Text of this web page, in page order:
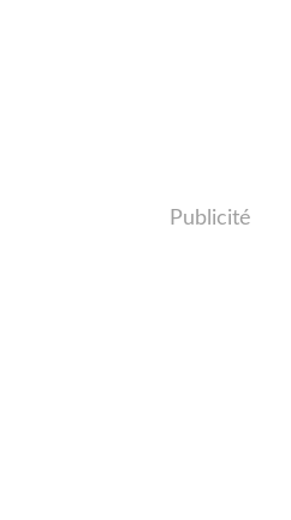
Publicité